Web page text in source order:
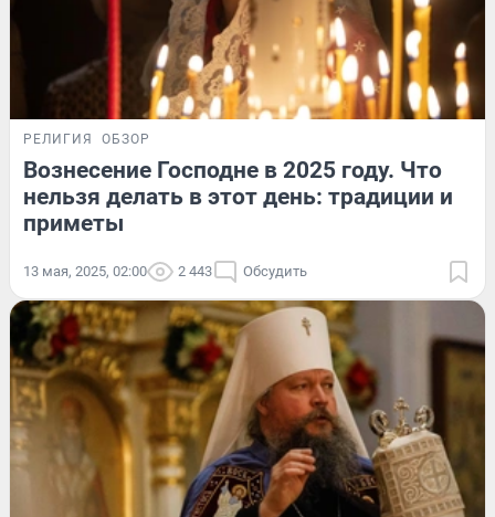
РЕЛИГИЯ ОБЗОР
Вознесение Господне в 2025 году. Что
нельзя делать в этот день: традиции и
приметы
13 мая, 2025, 02:00 2 443 Обсудить